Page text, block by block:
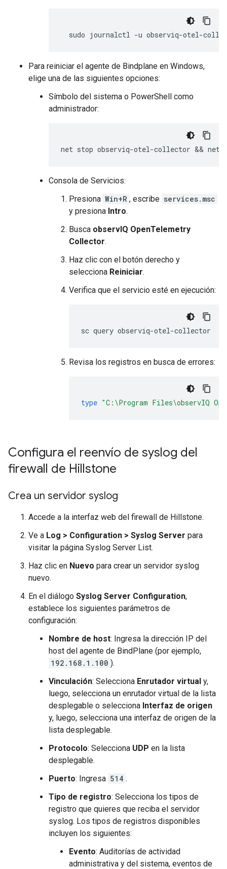
sudo journalctl -u observiq-otel-
Para reiniciar el agente de Bindplane en Windows,
elige una de las siguientes opciones:
Símbolo del sistema o PowerShell como
administrador:
Consola de Servicios:
Presiona Win+R , escribe services.msc
y presiona Intro.
Busca observIQ OpenTelemetry
Collector.
Haz clic con el botón derecho y
selecciona Reiniciar.
Verifica que el servicio esté en ejecución:
Revisa los registros en busca de errores:
type "C:\Program Files\observIQ
Configura el reenvío de syslog del
firewall de Hillstone
Crea un servidor syslog
Accede a la interfaz web del firewall de Hillstone.
Ve a Log > Configuration > Syslog Server para
visitar la página Syslog Server List.
Haz clic en Nuevo para crear un servidor syslog
nuevo.
En el diálogo Syslog Server Configuration,
establece los siguientes parámetros de
configuración:
Nombre de host: Ingresa la dirección IP del
host del agente de BindPlane (por ejemplo,
192.168.1.100 ).
Vinculación: Selecciona Enrutador virtual y,
luego, selecciona un enrutador virtual de la lista
desplegable o selecciona Interfaz de origen
y, luego, selecciona una interfaz de origen de la
lista desplegable.
Protocolo: Selecciona UDP en la lista
desplegable.
Puerto: Ingresa 514 .
Tipo de registro: Selecciona los tipos de
registro que quieres que reciba el servidor
syslog. Los tipos de registros disponibles
incluyen los siguientes:
Evento: Auditorías de actividad
administrativa y del sistema, eventos de